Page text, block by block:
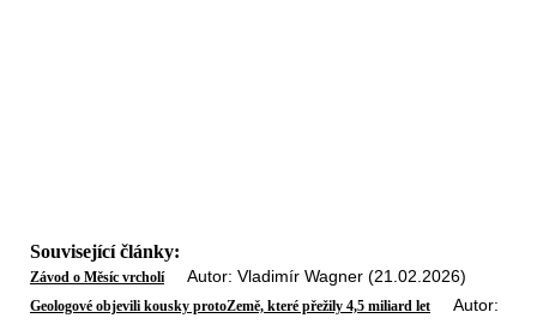
Související články:
Závod o Měsíc vrcholíAutor: Vladimír Wagner (21.02.2026)
Geologové objevili kousky protoZemě, které přežily 4,5 miliard let Autor: